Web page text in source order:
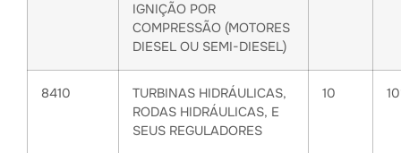
IGNIÇÃO POR
COMPRESSÃO (MOTORES
DIESEL OU SEMI-DIESEL)
8410
TURBINAS HIDRÁULICAS,
RODAS HIDRÁULICAS, E
SEUS REGULADORES
10